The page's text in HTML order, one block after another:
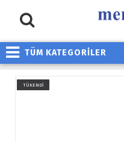
TÜM KATEGORİLER
TÜKENDİ